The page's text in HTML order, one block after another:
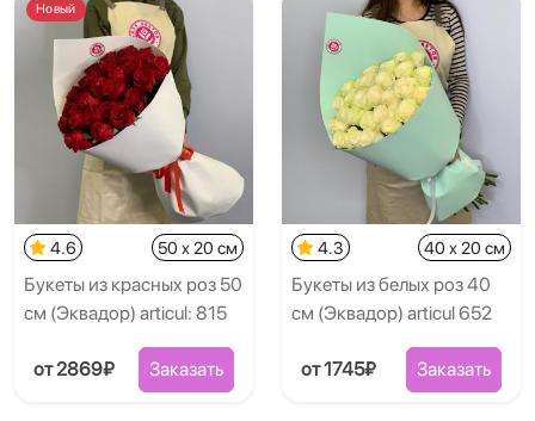
Новый
4.6 50 x 20 см
Букеты из красных роз 50
см (Эквадор) articul: 815
от 2869₽ Заказать
4.3 40 x 20 см
Букеты из белых роз 40
см (Эквадор) articul 652
от 1745₽ Заказать